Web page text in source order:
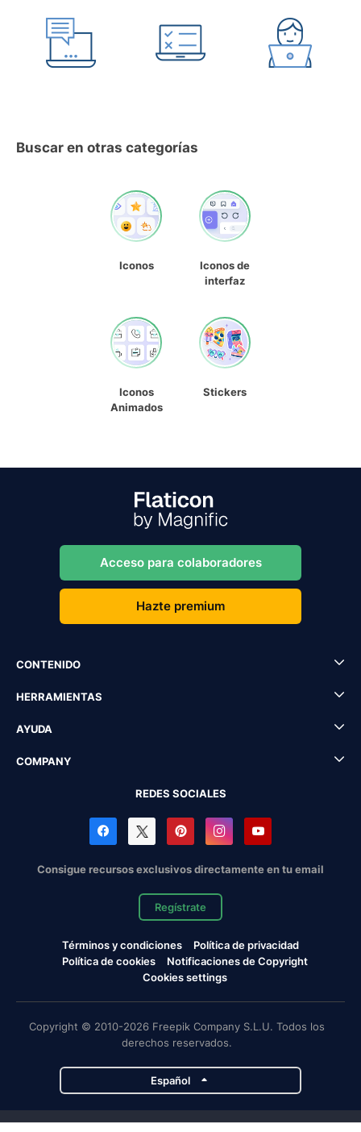
Buscar en otras categorías
Iconos
Iconos de
interfaz
Iconos
Animados
Stickers
Acceso para colaboradores
Hazte premium
CONTENIDO
HERRAMIENTAS
AYUDA
COMPANY
REDES SOCIALES
Consigue recursos exclusivos directamente en tu email
Regístrate
Términos y condiciones
Política de privacidad
Política de cookies
Notificaciones de Copyright
Cookies settings
Copyright © 2010-2026 Freepik Company S.L.U. Todos los
derechos reservados.
Español